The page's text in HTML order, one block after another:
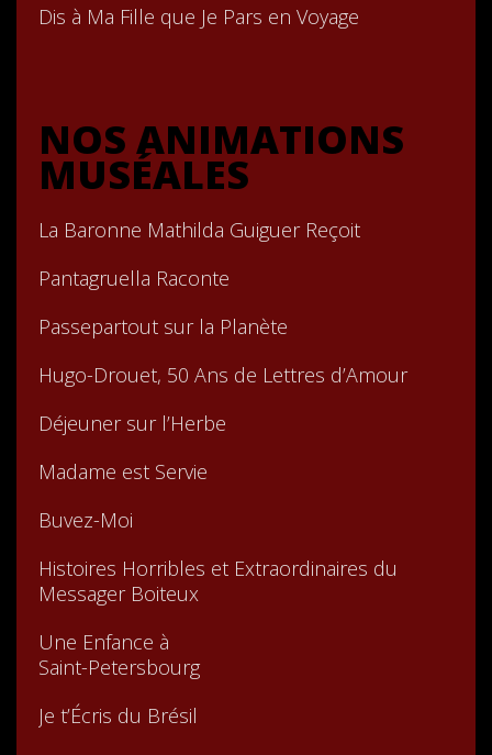
Dis à Ma Fille que Je Pars en Voyage
NOS ANIMATIONS
MUSÉALES
La Baronne Mathilda Guiguer Reçoit
Pantagruella Raconte
Passepartout sur la Planète
Hugo-Drouet, 50 Ans de Lettres d’Amour
Déjeuner sur l’Herbe
Madame est Servie
Buvez-Moi
Histoires Horribles et Extraordinaires du
Messager Boiteux
Une Enfance à
Saint-Petersbourg
Je t’Écris du Brésil